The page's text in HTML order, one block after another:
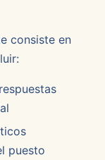
consiste en
puesto